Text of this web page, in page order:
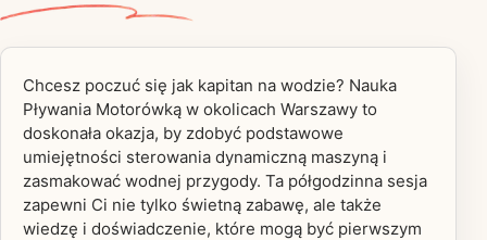
Chcesz poczuć się jak kapitan na wodzie? Nauka
Pływania Motorówką w okolicach Warszawy to
doskonała okazja, by zdobyć podstawowe
umiejętności sterowania dynamiczną maszyną i
zasmakować wodnej przygody. Ta półgodzinna sesja
zapewni Ci nie tylko świetną zabawę, ale także
wiedzę i doświadczenie, które mogą być pierwszym